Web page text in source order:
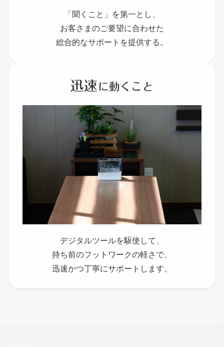
「聞くこと」を第一とし、
お客さまのご要望に合わせた
総合的なサポートを提供する。
迅速に動くこと
デジタルツールを駆使して、
持ち前のフットワークの軽さで、
迅速かつ丁寧にサポートします。